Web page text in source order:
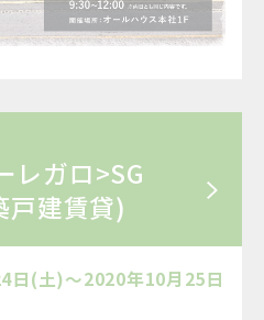
レガロ>SG
戸建賃貸)
日(土)～2020年10月25日